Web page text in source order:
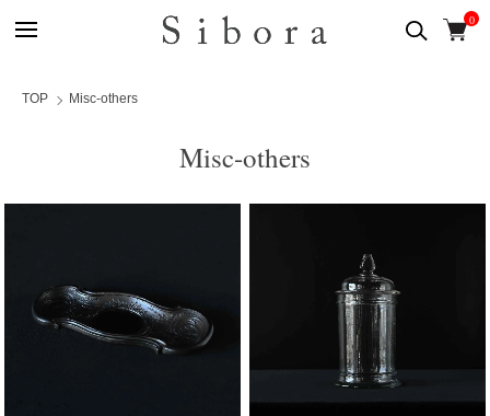
0
TOP Misc-others
Misc-others